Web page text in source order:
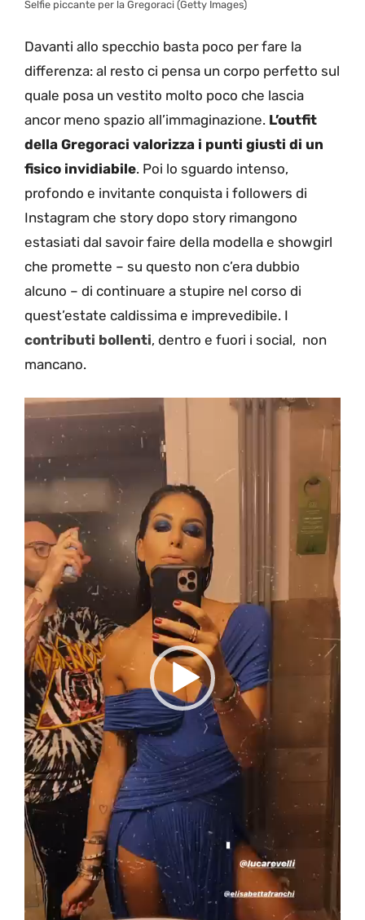
Selfie piccante per la Gregoraci (Getty Images)
Davanti allo specchio basta poco per fare la
differenza: al resto ci pensa un corpo perfetto sul
quale posa un vestito molto poco che lascia
ancor meno spazio all’immaginazione. L’outfit
della Gregoraci valorizza i punti giusti di un
fisico invidiabile. Poi lo sguardo intenso,
profondo e invitante conquista i followers di
Instagram che story dopo story rimangono
estasiati dal savoir faire della modella e showgirl
che promette – su questo non c’era dubbio
alcuno – di continuare a stupire nel corso di
quest’estate caldissima e imprevedibile. I
contributi bollenti, dentro e fuori i social, non
mancano.
Video
Player